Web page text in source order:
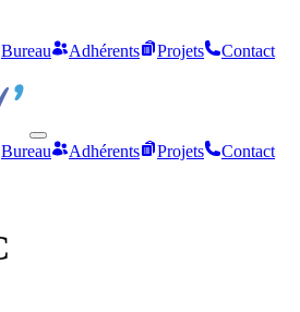
Bureau Adhérents Projets
Contact
Bureau Adhérents Projets
Contact